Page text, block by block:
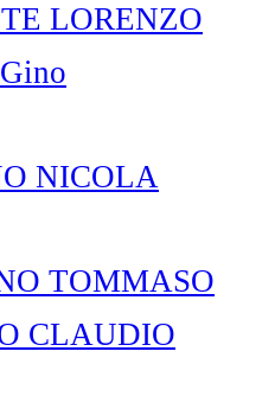
LORENZO
NICOLA
TOMMASO
CLAUDIO